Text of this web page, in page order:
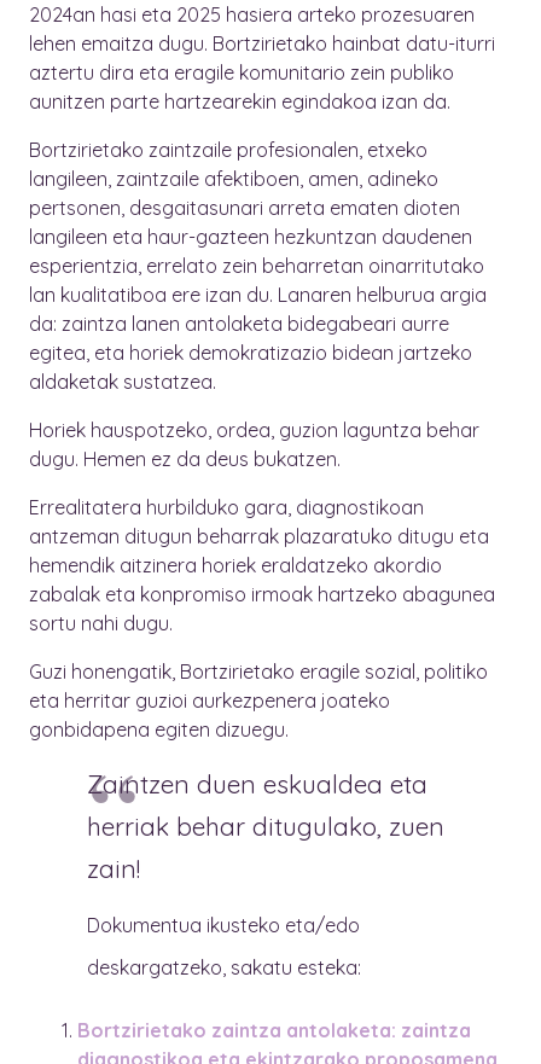
2024an hasi eta 2025 hasiera arteko prozesuaren
lehen emaitza dugu. Bortzirietako hainbat datu-iturri
aztertu dira eta eragile komunitario zein publiko
aunitzen parte hartzearekin egindakoa izan da.
Bortzirietako zaintzaile profesionalen, etxeko
langileen, zaintzaile afektiboen, amen, adineko
pertsonen, desgaitasunari arreta ematen dioten
langileen eta haur-gazteen hezkuntzan daudenen
esperientzia, errelato zein beharretan oinarritutako
lan kualitatiboa ere izan du. Lanaren helburua argia
da: zaintza lanen antolaketa bidegabeari aurre
egitea, eta horiek demokratizazio bidean jartzeko
aldaketak sustatzea.
Horiek hauspotzeko, ordea, guzion laguntza behar
dugu. Hemen ez da deus bukatzen.
Errealitatera hurbilduko gara, diagnostikoan
antzeman ditugun beharrak plazaratuko ditugu eta
hemendik aitzinera horiek eraldatzeko akordio
zabalak eta konpromiso irmoak hartzeko abagunea
sortu nahi dugu.
Guzi honengatik, Bortzirietako eragile sozial, politiko
eta herritar guzioi aurkezpenera joateko
gonbidapena egiten dizuegu.
Zaintzen duen eskualdea eta
herriak behar ditugulako, zuen
zain!
Dokumentua ikusteko eta/edo
deskargatzeko, sakatu esteka:
Bortzirietako zaintza antolaketa: zaintza